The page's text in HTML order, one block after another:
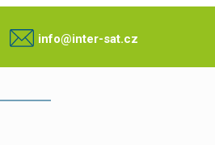
info@inter-sat.cz